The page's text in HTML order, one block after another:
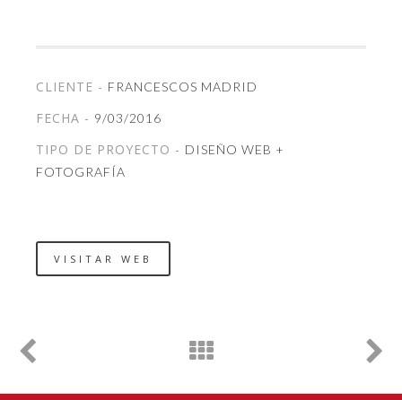
CLIENTE - FRANCESCOS MADRID
FECHA - 9/03/2016
TIPO DE PROYECTO - DISEÑO WEB +
FOTOGRAFÍA
VISITAR WEB